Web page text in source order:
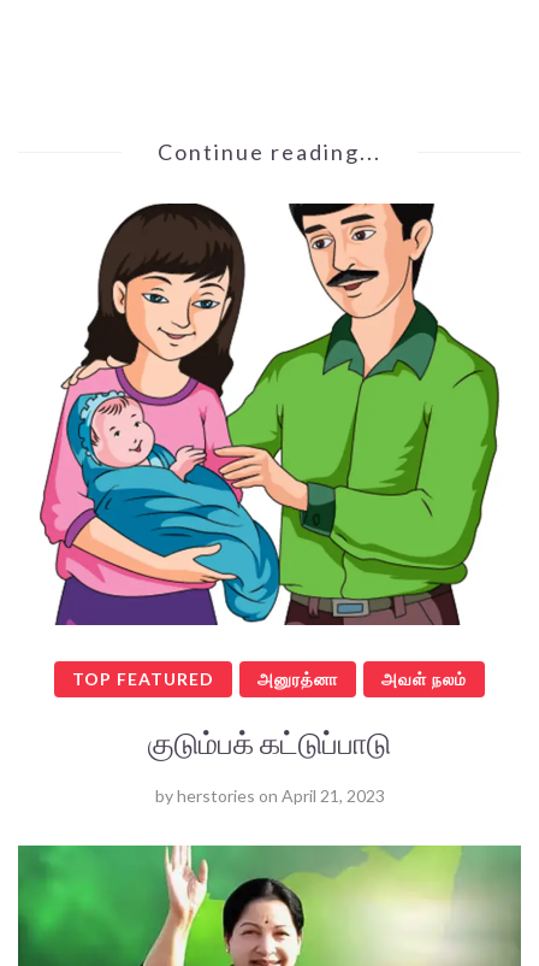
Continue reading...
TOP FEATURED அனுரத்னா அவள் நலம்
குடும்பக் கட்டுப்பாடு
byherstories on April 21, 2023